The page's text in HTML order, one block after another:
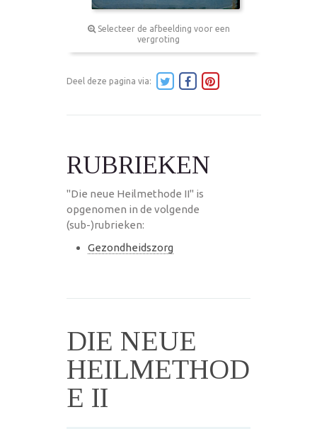
Selecteer de afbeelding voor een
vergroting
Deel deze pagina via:
RUBRIEKEN
"Die neue Heilmethode II" is
opgenomen in de volgende
(sub-)rubrieken:
Gezondheidszorg
DIE NEUE
HEILMETHOD
E II